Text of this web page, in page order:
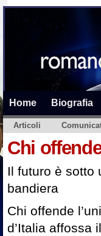
Home Biografia
Articoli
Chi
Il futuro è sotto
bandiera
Chi offende
d’Italia affossa il